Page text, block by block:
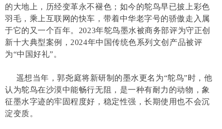
的大地上，历经变革永不褪色；如今的鸵鸟早已披上彩色
羽毛，乘上互联网的快车，带着中华老字号的骄傲走入属
于它的又一个百年。2023年鸵鸟墨水被商务部评为守正创
新十大典型案例，2024年中国传统色系列文创产品被评
为“中国好礼”。
遥想当年，郭尧庭将新研制的墨水更名为“鸵鸟”时，他
认为鸵鸟在沙漠中能畅行无阻，是一种有耐力的动物，象
征墨水字迹的牢固程度好，稳定性强，长期使用也不会沉
淀变质。